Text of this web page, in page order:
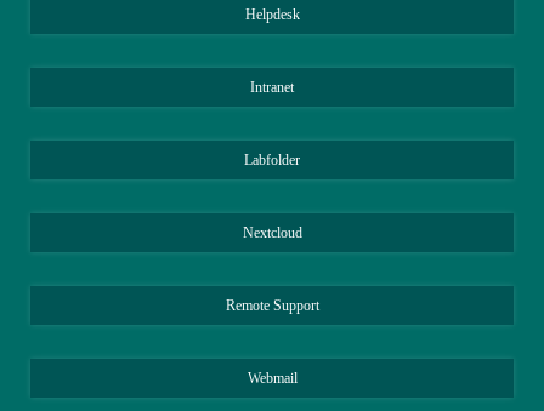
Helpdesk
Intranet
Labfolder
Nextcloud
Remote Support
Webmail